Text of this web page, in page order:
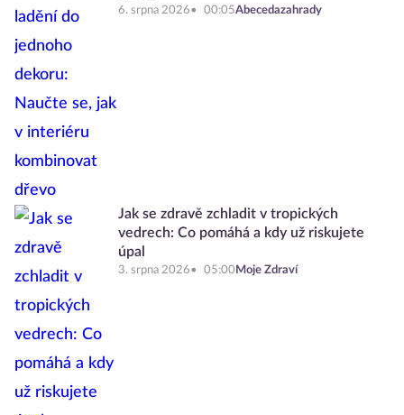
6. srpna 2026 00:05Abecedazahrady
Jak se zdravě zchladit v tropických
vedrech: Co pomáhá a kdy už riskujete
úpal
3. srpna 2026 05:00 Moje Zdraví